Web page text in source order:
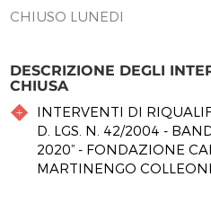
CHIUSO LUNEDI
DESCRIZIONE DEGLI
CHIUSA
INTERVENTI DI
D. LGS. N. 42/2004 -
2020” - FONDAZIONE
MARTINENGO